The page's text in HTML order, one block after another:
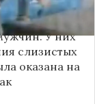
У них
слизистых
оказана на